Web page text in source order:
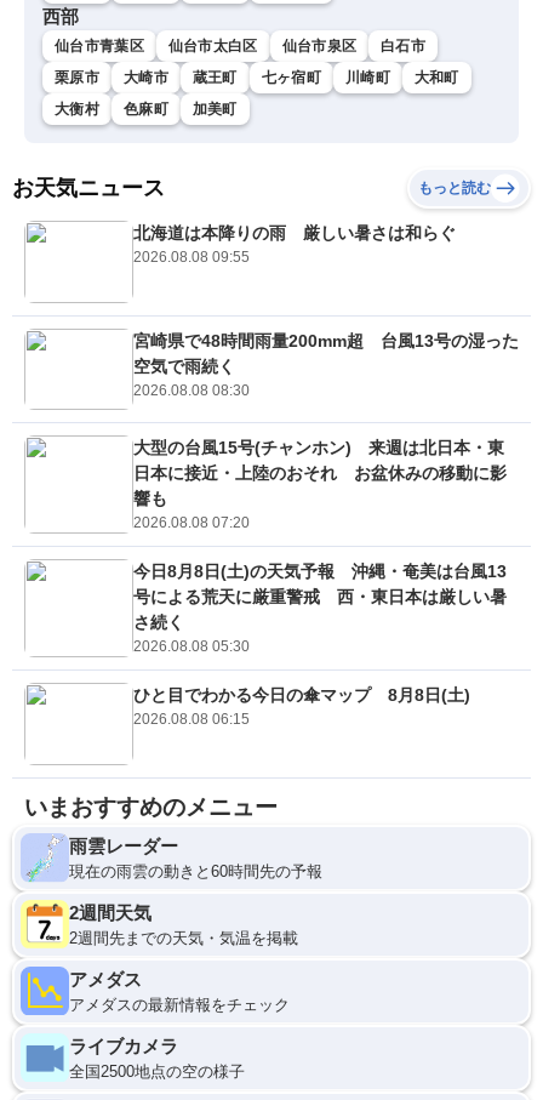
西部
仙台市青葉区 仙台市太白区 仙台市泉区
白石市
栗原市
大崎市 蔵王町 七ヶ宿町 川崎町
大和町
大衡村
色麻町 加美町
お天気ニュース もっと読む
北海道は本降りの雨 厳しい暑さは和らぐ
2026.08.08 09:55
宮崎県で48時間雨量200mm超 台風13号の湿った
空気で雨続く
2026.08.08 08:30
大型の台風15号(チャンホン) 来週は北日本・東
日本に接近・上陸のおそれ お盆休みの移動に影
響も
2026.08.08 07:20
今日8月8日(土)の天気予報 沖縄・奄美は台風13
号による荒天に厳重警戒 西・東日本は厳しい暑
さ続く
2026.08.08 05:30
ひと目でわかる今日の傘マップ 8月8日(土)
2026.08.08 06:15
いまおすすめのメニュー
雨雲レーダー
現在の雨雲の動きと60時間先の予報
2週間天気
2週間先までの天気・気温を掲載
アメダス
アメダスの最新情報をチェック
ライブカメラ
全国2500地点の空の様子